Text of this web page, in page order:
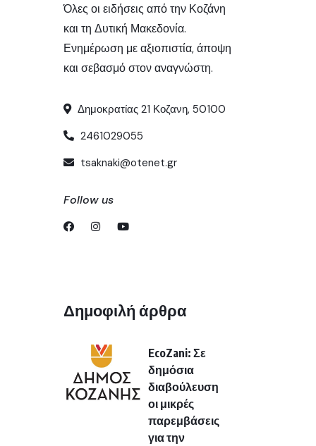
Όλες οι ειδήσεις από την Κοζάνη
και τη Δυτική Μακεδονία.
Ενημέρωση με αξιοπιστία, άποψη
και σεβασμό στον αναγνώστη.
Δημοκρατίας 21 Κοζανη, 50100
2461029055
tsaknaki@otenet.gr
Follow us
Δημοφιλή άρθρα
EcoZani: Σε
δημόσια
διαβούλευση
οι μικρές
παρεμβάσεις
για την